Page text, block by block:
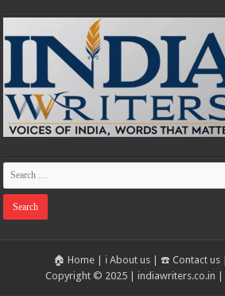
🏠 Home| ℹ️ About us| ☎️ Contact us|
Copyright © 2025 | indiawriters.co.in |